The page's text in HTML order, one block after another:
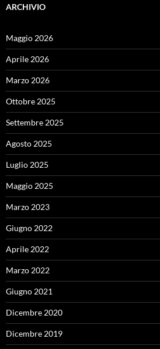
ARCHIVIO
Maggio 2026
Aprile 2026
Marzo 2026
Ottobre 2025
Settembre 2025
Agosto 2025
Luglio 2025
Maggio 2025
Marzo 2023
Giugno 2022
Aprile 2022
Marzo 2022
Giugno 2021
Dicembre 2020
Dicembre 2019